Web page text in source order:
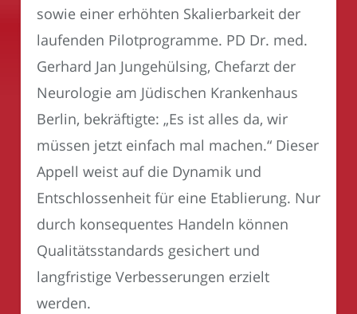
sowie einer erhöhten Skalierbarkeit der
laufenden Pilotprogramme. PD Dr. med.
Gerhard Jan Jungehülsing, Chefarzt der
Neurologie am Jüdischen Krankenhaus
Berlin, bekräftigte: „Es ist alles da, wir
müssen jetzt einfach mal machen.“ Dieser
Appell weist auf die Dynamik und
Entschlossenheit für eine Etablierung. Nur
durch konsequentes Handeln können
Qualitätsstandards gesichert und
langfristige Verbesserungen erzielt
werden.